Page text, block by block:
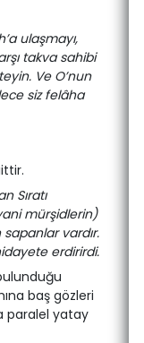
ulaşmayı,
takva sahibi
Ve O’nun
siz felâha
Sıratı
mürşidlerin)
vardır.
erdirirdi.
baş gözleri
paralel yatay